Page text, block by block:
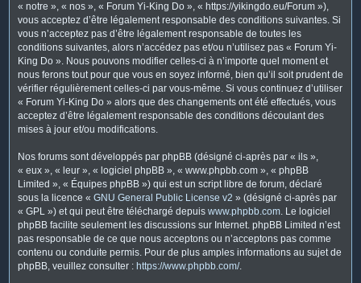
« notre », « nos », « Forum Yi-King Do », « https://yikingdo.eu/Forum »),
vous acceptez d’être légalement responsable des conditions suivantes. Si
vous n’acceptez pas d’être légalement responsable de toutes les
conditions suivantes, alors n’accédez pas et/ou n’utilisez pas « Forum Yi-
King Do ». Nous pouvons modifier celles-ci à n’importe quel moment et
nous ferons tout pour que vous en soyez informé, bien qu’il soit prudent de
vérifier régulièrement celles-ci par vous-même. Si vous continuez d’utiliser
« Forum Yi-King Do » alors que des changements ont été effectués, vous
acceptez d’être légalement responsable des conditions découlant des
mises à jour et/ou modifications.
Nos forums sont développés par phpBB (désigné ci-après par « ils »,
« eux », « leur », « logiciel phpBB », « www.phpbb.com », « phpBB
Limited », « Équipes phpBB ») qui est un script libre de forum, déclaré
sous la licence « GNU General Public License v2 » (désigné ci-après par
« GPL ») et qui peut être téléchargé depuis www.phpbb.com. Le logiciel
phpBB facilite seulement les discussions sur Internet. phpBB Limited n’est
pas responsable de ce que nous acceptons ou n’acceptons pas comme
contenu ou conduite permis. Pour de plus amples informations au sujet de
phpBB, veuillez consulter : https://www.phpbb.com/.